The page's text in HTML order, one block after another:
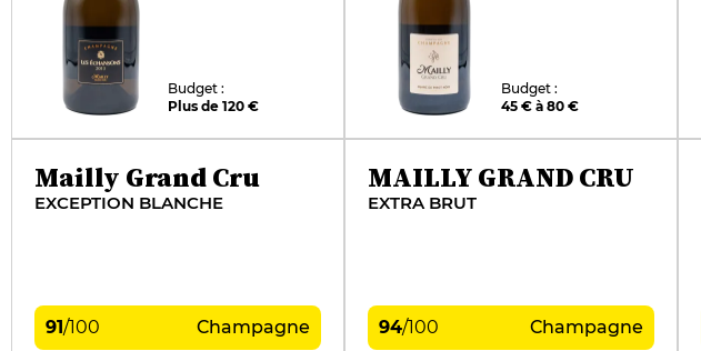
Budget :
Plus de 120 €
Budget :
45 € à 80 €
Mailly Grand Cru
EXCEPTION BLANCHE
91/100 Champagne
MAILLY GRAND CRU
EXTRA BRUT
94/100 Champagne